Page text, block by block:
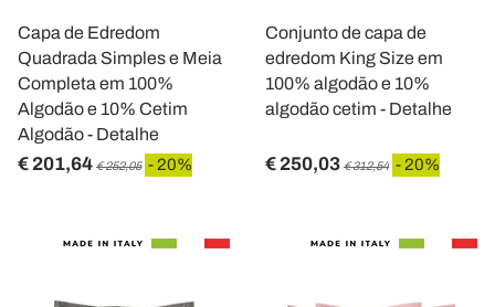
Capa de Edredom
Quadrada Simples e Meia
Completa em 100%
Algodão e 10% Cetim
Algodão - Detalhe
€ 201,64 € 252,05 - 20%
Conjunto de capa de
edredom King Size em
100% algodão e 10%
algodão cetim - Detalhe
€ 250,03 € 312,54 - 20%